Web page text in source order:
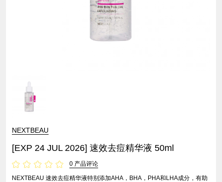
NEXTBEAU
[EXP 24 JUL 2026] 速效去痘精华液 50ml
0 产品评论
NEXTBEAU 速效去痘精华液特别添加AHA，BHA，PHA和LHA成分，有助